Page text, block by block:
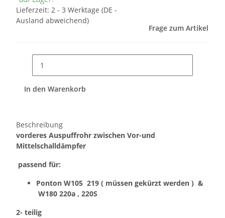
Lieferzeit: 2 - 3 Werktage (DE -
Ausland abweichend)
Frage zum Artikel
In den Warenkorb
Beschreibung
vorderes Auspuffrohr zwischen Vor-und
Mittelschalldämpfer
passend für:
Ponton W105 219 ( müssen gekürzt werden ) &
W180 220a , 220S
2- teilig